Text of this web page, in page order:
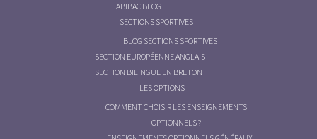
ABIBAC BLOG
SECTIONS SPORTIVES
BLOG SECTIONS SPORTIVES
SECTION EUROPÉENNE ANGLAIS
SECTION BILINGUE EN BRETON
LES OPTIONS
COMMENT CHOISIR LES ENSEIGNEMENTS
OPTIONNELS ?